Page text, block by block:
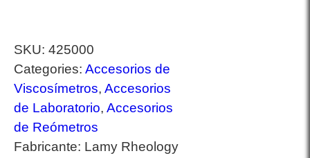
SKU: 425000
Categories: Accesorios de
Viscosímetros, Accesorios
de Laboratorio, Accesorios
de Reómetros
Fabricante: Lamy Rheology